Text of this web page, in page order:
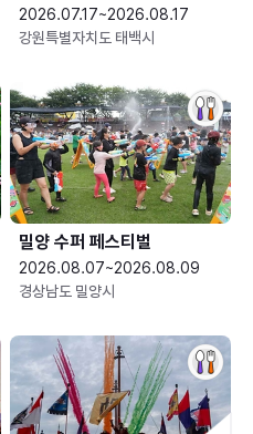
2026.07.17~2026.08.17
강원특별자치도 태백시
밀양 수퍼 페스티벌
2026.08.07~2026.08.09
경상남도 밀양시